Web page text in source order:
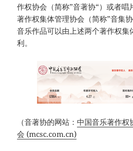
作权协会（简称”音著协“）或者唱
著作权集体管理协会（简称”音集
音乐作品可以由上述两个著作权集
利。
（音著协的网站：中国音乐著作权
会 (mcsc.com.cn)